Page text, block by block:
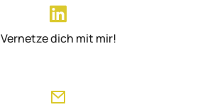
Vernetze dich mit mir!